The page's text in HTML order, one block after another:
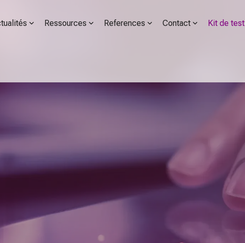
Ressources References Contact Kit de test